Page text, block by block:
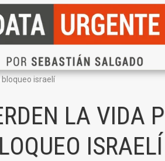
israelí
LA VIDA
ISRAELÍ